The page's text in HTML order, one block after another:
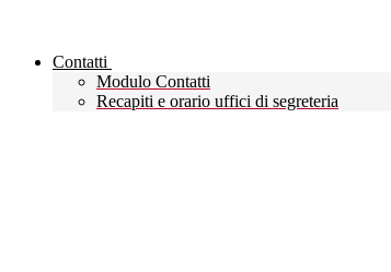
Contatti
Modulo Contatti
Recapiti e orario uffici di segreteria